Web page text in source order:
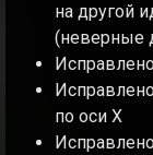
на другой
(неверные
по оси Х